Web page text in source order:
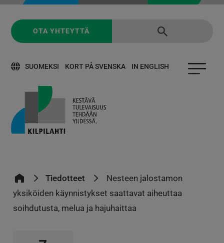
SUOMEKSI KORT PÅ SVENSKA IN ENGLISH
OTA YHTEYTTÄ
Tiedotteet
Nesteen jalostamon
yksiköiden käynnistykset saattavat aiheuttaa
soihdutusta, melua ja hajuhaittaa